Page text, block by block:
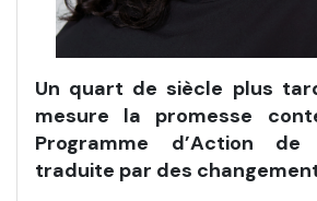
Un quart de siècle plus
mesure la promesse
Programme d’Action de
traduite par des